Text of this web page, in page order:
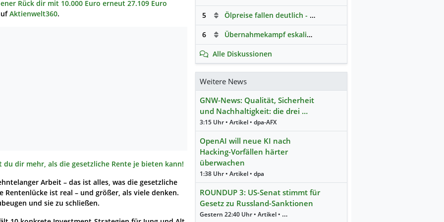
Rück dir mit 10.000 Euro erneut 27.109 Euro
Aktienwelt360.
du dir mehr, als die gesetzliche Rente je bieten kann!
Arbeit – das ist alles, was die gesetzliche
Rentenlücke ist real – und größer, als viele denken.
und sie zu schließen.
5 Ölpreise fallen deutlich - Fortschritte zwischen USA und Iran belasten
6 Übernahmekampf eskaliert: Wird die Commerzbank italienisch?
Alle Diskussionen
Weitere News
GNW-News: Qualität, Sicherheit
und Nachhaltigkeit: die drei …
3:15 Uhr • Artikel • dpa-AFX
OpenAI will neue KI nach
Hacking-Vorfällen härter
überwachen
1:38 Uhr • Artikel • dpa
ROUNDUP 3: US-Senat stimmt für
Gesetz zu Russland-Sanktionen
Gestern 22:40 Uhr • Artikel • dpa-AFX